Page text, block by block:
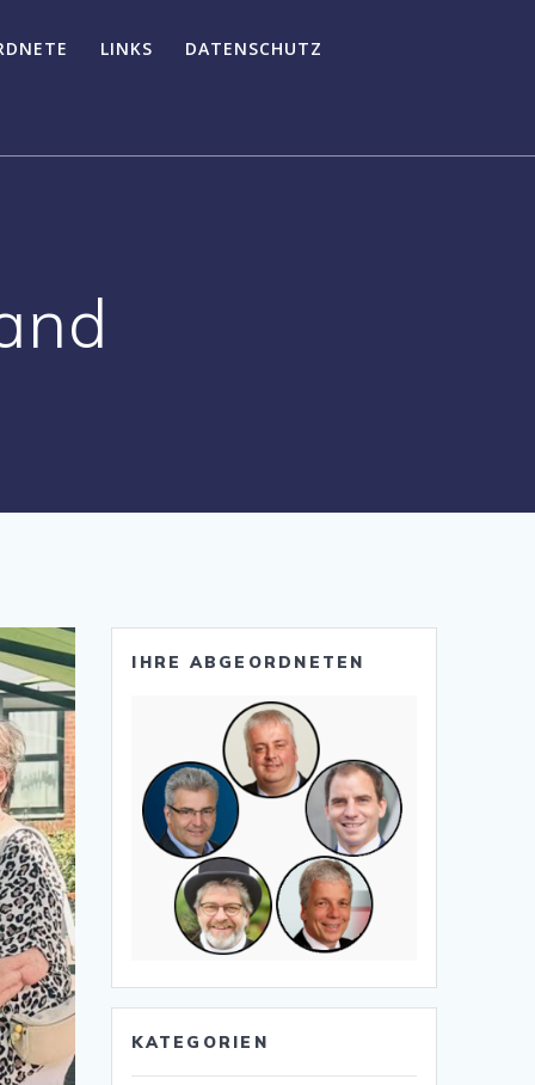
LINKS DATENSCHUTZ
IHRE ABGEORDNETEN
KATEGORIEN